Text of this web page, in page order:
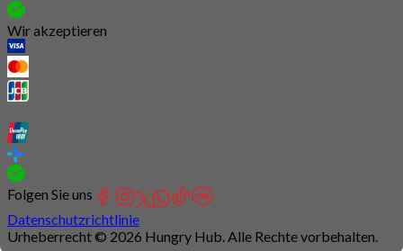
Wir akzeptieren
Folgen Sie uns
Datenschutzrichtlinie
Urheberrecht © 2026 Hungry Hub. Alle Rechte vorbehalten.